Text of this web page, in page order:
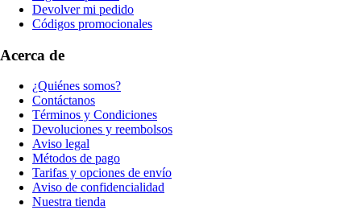
Devolver mi pedido
Códigos promocionales
Acerca de
¿Quiénes somos?
Contáctanos
Términos y Condiciones
Devoluciones y reembolsos
Aviso legal
Métodos de pago
Tarifas y opciones de envío
Aviso de confidencialidad
Nuestra tienda